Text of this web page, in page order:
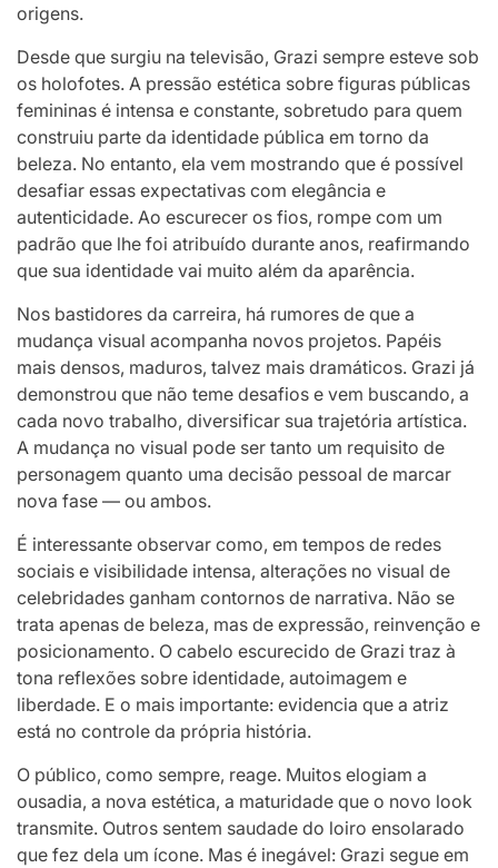
origens.
Desde que surgiu na televisão, Grazi sempre esteve sob
os holofotes. A pressão estética sobre figuras públicas
femininas é intensa e constante, sobretudo para quem
construiu parte da identidade pública em torno da
beleza. No entanto, ela vem mostrando que é possível
desafiar essas expectativas com elegância e
autenticidade. Ao escurecer os fios, rompe com um
padrão que lhe foi atribuído durante anos, reafirmando
que sua identidade vai muito além da aparência.
Nos bastidores da carreira, há rumores de que a
mudança visual acompanha novos projetos. Papéis
mais densos, maduros, talvez mais dramáticos. Grazi já
demonstrou que não teme desafios e vem buscando, a
cada novo trabalho, diversificar sua trajetória artística.
A mudança no visual pode ser tanto um requisito de
personagem quanto uma decisão pessoal de marcar
nova fase — ou ambos.
É interessante observar como, em tempos de redes
sociais e visibilidade intensa, alterações no visual de
celebridades ganham contornos de narrativa. Não se
trata apenas de beleza, mas de expressão, reinvenção e
posicionamento. O cabelo escurecido de Grazi traz à
tona reflexões sobre identidade, autoimagem e
liberdade. E o mais importante: evidencia que a atriz
está no controle da própria história.
O público, como sempre, reage. Muitos elogiam a
ousadia, a nova estética, a maturidade que o novo look
transmite. Outros sentem saudade do loiro ensolarado
que fez dela um ícone. Mas é inegável: Grazi segue em